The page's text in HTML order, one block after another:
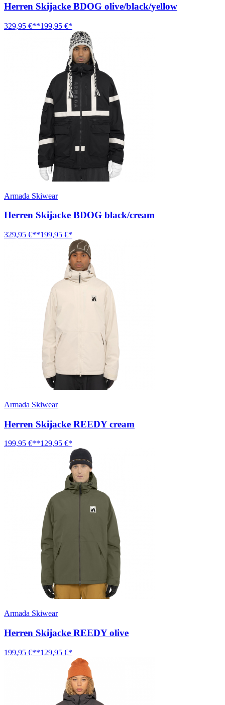
Herren Skijacke BDOG olive/black/yellow
329,95 €**199,95 €*
Armada Skiwear
Herren Skijacke BDOG black/cream
329,95 €**199,95 €*
Armada Skiwear
Herren Skijacke REEDY cream
199,95 €**129,95 €*
Armada Skiwear
Herren Skijacke REEDY olive
199,95 €**129,95 €*